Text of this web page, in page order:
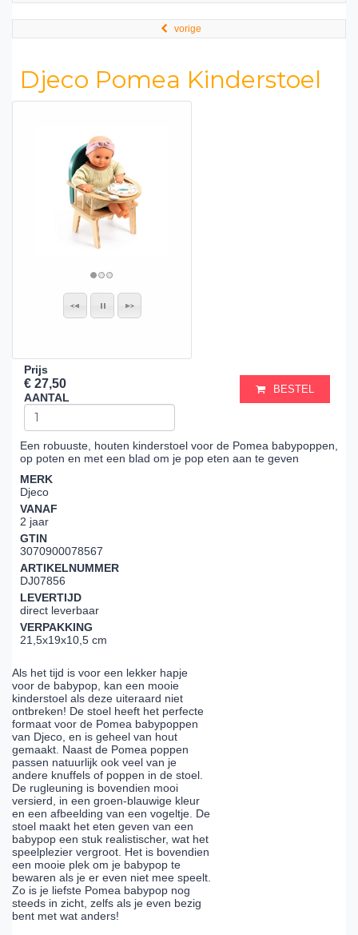
vorige
Djeco Pomea Kinderstoel
Prijs
€ 27,50
AANTAL
BESTEL
Een robuuste, houten kinderstoel voor de Pomea babypoppen,
op poten en met een blad om je pop eten aan te geven
MERK
Djeco
VANAF
2 jaar
GTIN
3070900078567
ARTIKELNUMMER
DJ07856
LEVERTIJD
direct leverbaar
VERPAKKING
21,5x19x10,5 cm
Als het tijd is voor een lekker hapje
voor de babypop, kan een mooie
kinderstoel als deze uiteraard niet
ontbreken! De stoel heeft het perfecte
formaat voor de Pomea babypoppen
van Djeco, en is geheel van hout
gemaakt. Naast de Pomea poppen
passen natuurlijk ook veel van je
andere knuffels of poppen in de stoel.
De rugleuning is bovendien mooi
versierd, in een groen-blauwige kleur
en een afbeelding van een vogeltje. De
stoel maakt het eten geven van een
babypop een stuk realistischer, wat het
speelplezier vergroot. Het is bovendien
een mooie plek om je babypop te
bewaren als je er even niet mee speelt.
Zo is je liefste Pomea babypop nog
steeds in zicht, zelfs als je even bezig
bent met wat anders!